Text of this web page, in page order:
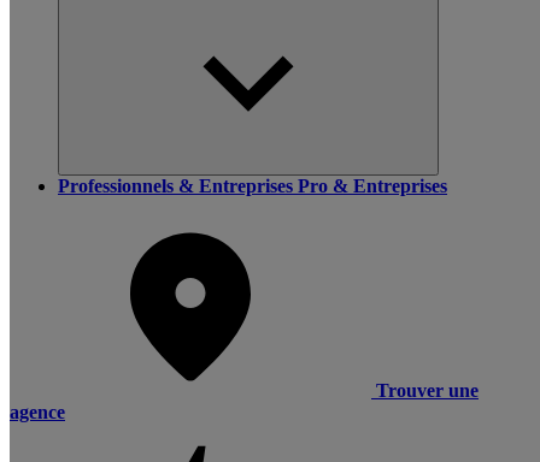
Professionnels & Entreprises Pro & Entreprises
Trouver une
agence